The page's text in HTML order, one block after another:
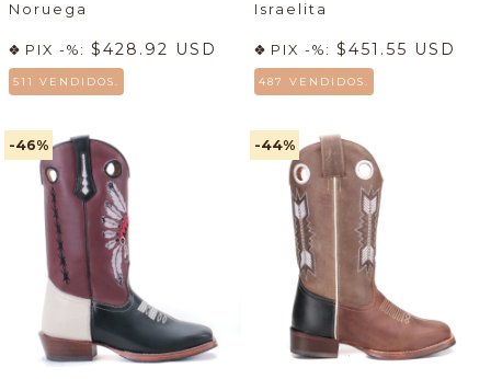
Noruega
PIX -%: $428.92 USD
511 VENDIDOS.
Israelita
PIX -%: $451.55 USD
487 VENDIDOS.
-46% -44%